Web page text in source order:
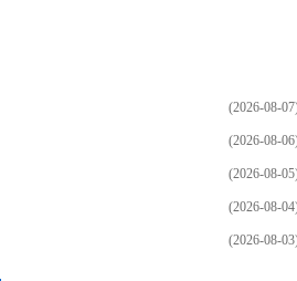
(2026-08-
(2026-08-
(2026-08-
(2026-08-
(2026-08-